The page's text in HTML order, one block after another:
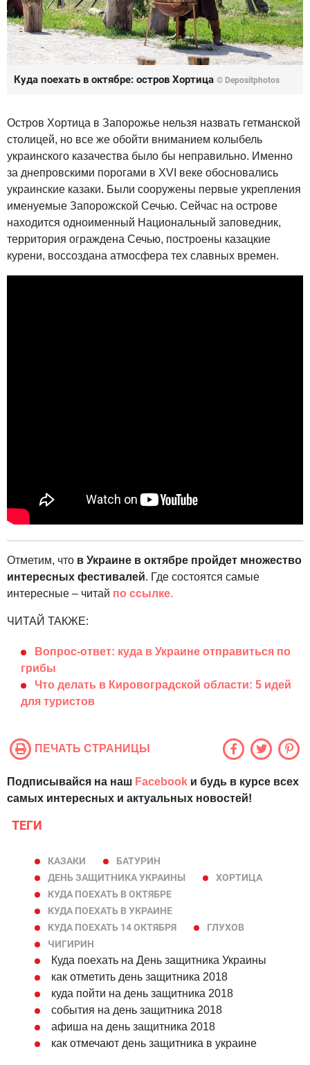
Куда поехать в октябре: остров Хортица © Depositphotos
Остров Хортица в Запорожье нельзя назвать гетманской
столицей, но все же обойти вниманием колыбель
украинского казачества было бы неправильно. Именно
за днепровскими порогами в XVI веке обосновались
украинские казаки. Были сооружены первые укрепления
именуемые Запорожской Сечью. Сейчас на острове
находится одноименный Национальный заповедник,
территория ограждена Сечью, построены казацкие
курени, воссоздана атмосфера тех славных времен.
Отметим, что в Украине в октябре пройдет множество
интересных фестивалей. Где состоятся самые
интересные – читай по ссылке.
ЧИТАЙ ТАКЖЕ:
Вопрос-ответ: куда в Украине отправиться по
грибы
Что делать в Кировоградской области: 5 идей
для туристов
ПЕЧАТЬ СТРАНИЦЫ
Подписывайся на наш Facebook и будь в курсе всех
самых интересных и актуальных новостей!
ТЕГИ
КАЗАКИ
БАТУРИН
ДЕНЬ ЗАЩИТНИКА УКРАИНЫ
ХОРТИЦА
КУДА ПОЕХАТЬ В ОКТЯБРЕ
КУДА ПОЕХАТЬ В УКРАИНЕ
КУДА ПОЕХАТЬ 14 ОКТЯБРЯ
ГЛУХОВ
ЧИГИРИН
Куда поехать на День защитника Украины
как отметить день защитника 2018
куда пойти на день защитника 2018
события на день защитника 2018
афиша на день защитника 2018
как отмечают день защитника в украине